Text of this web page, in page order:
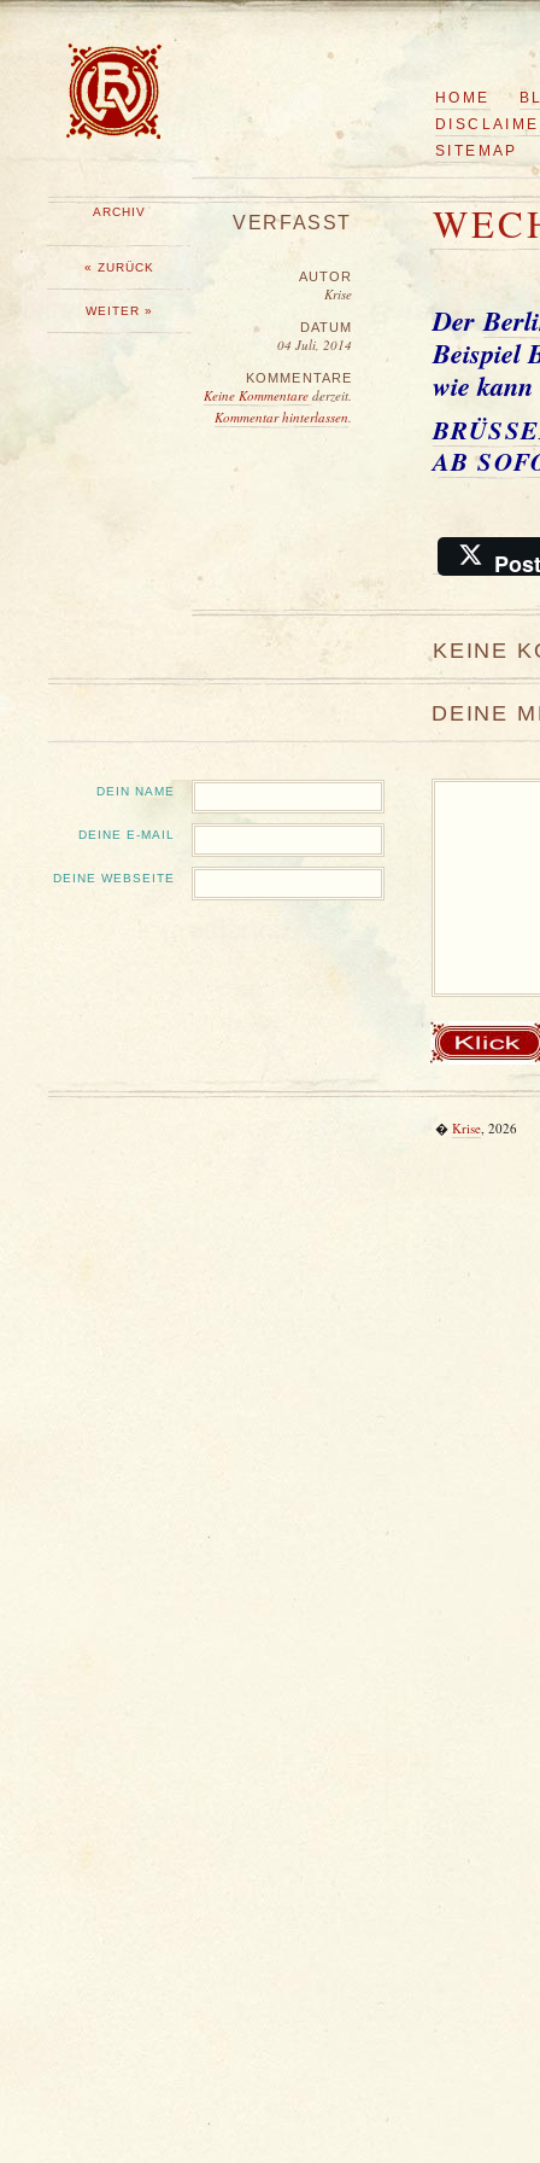
HOME
SITEMAP
ARCHIV
« ZURÜCK
WEITER »
VERFASST
AUTOR
Krise
DATUM
04 Juli, 2014
KOMMENTARE
Keine Kommentare derzeit.
Kommentar hinterlassen.
Der
Beispiel
wie
AB
Post
KEINE
DEINE
DEIN NAME
DEINE E-MAIL
DEINE WEBSEITE
� Krise, 2026